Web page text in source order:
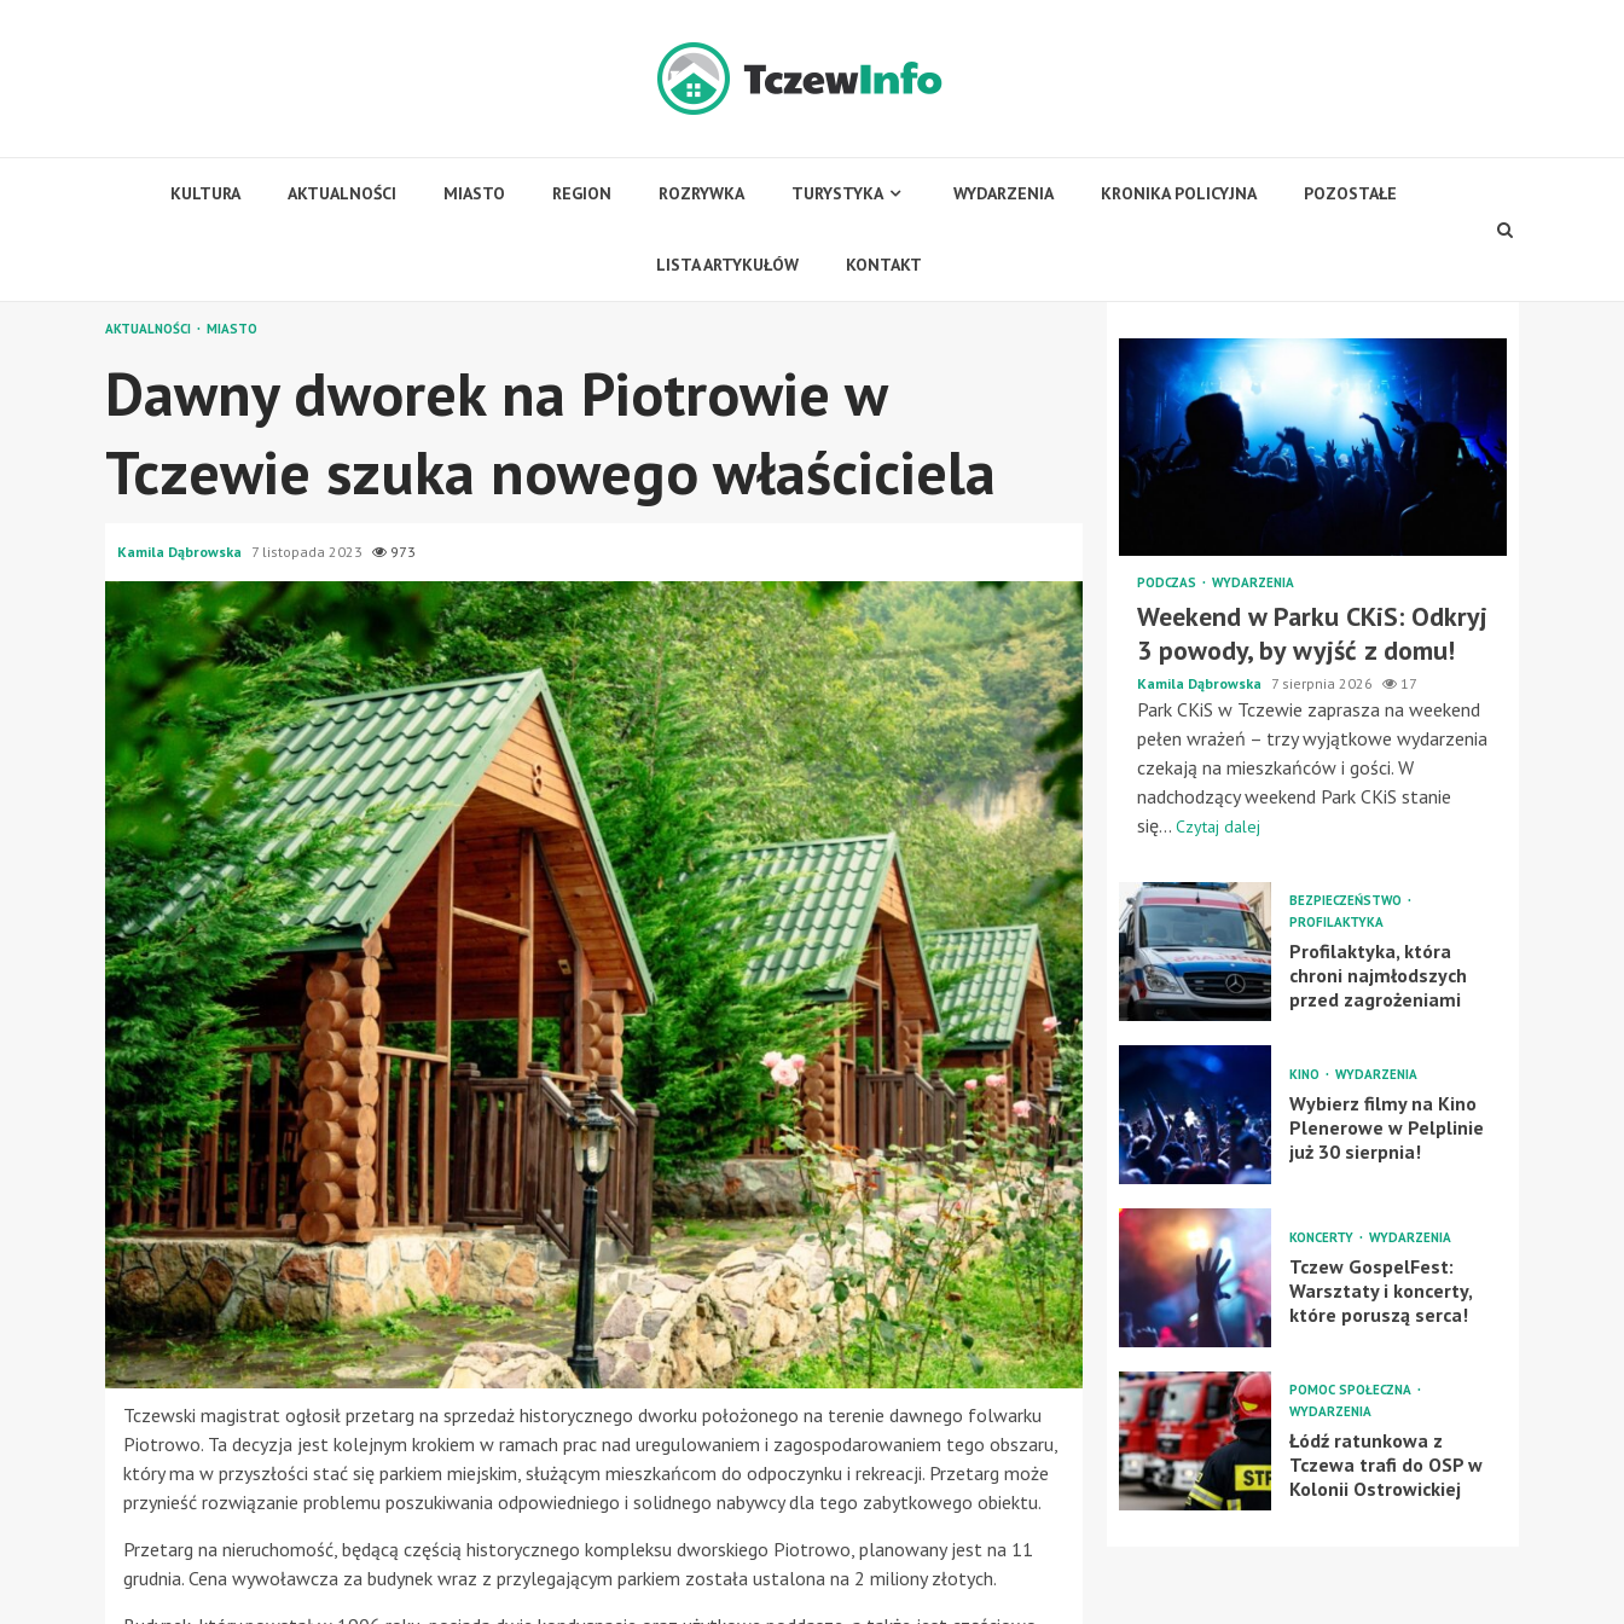
KULTURA AKTUALNOŚCI MIASTO REGION ROZRYWKA TURYSTYKA WYDARZENIA KRONIKA POLICYJNA POZOSTAŁE
LISTA ARTYKUŁÓW KONTAKT
AKTUALNOŚCI MIASTO
Dawny dworek na Piotrowie w
Tczewie szuka nowego właściciela
Kamila Dąbrowska 7 listopada 2023 973
Tczewski magistrat ogłosił przetarg na sprzedaż historycznego dworku położonego na terenie dawnego folwarku
Piotrowo. Ta decyzja jest kolejnym krokiem w ramach prac nad uregulowaniem i zagospodarowaniem tego obszaru,
który ma w przyszłości stać się parkiem miejskim, służącym mieszkańcom do odpoczynku i rekreacji. Przetarg może
przynieść rozwiązanie problemu poszukiwania odpowiedniego i solidnego nabywcy dla tego zabytkowego obiektu.
Przetarg na nieruchomość, będącą częścią historycznego kompleksu dworskiego Piotrowo, planowany jest na 11
grudnia. Cena wywoławcza za budynek wraz z przylegającym parkiem została ustalona na 2 miliony złotych.
PODCZAS WYDARZENIA
Weekend w Parku CKiS: Odkryj
3 powody, by wyjść z domu!
Kamila Dąbrowska 7 sierpnia 2026 17
Park CKiS w Tczewie zaprasza na weekend
pełen wrażeń – trzy wyjątkowe wydarzenia
czekają na mieszkańców i gości. W
nadchodzący weekend Park CKiS stanie
się... Czytaj dalej
BEZPIECZEŃSTWO
PROFILAKTYKA
Profilaktyka, która
chroni najmłodszych
przed zagrożeniami
KINO WYDARZENIA
Wybierz filmy na Kino
Plenerowe w Pelplinie
już 30 sierpnia!
KONCERTY WYDARZENIA
Tczew GospelFest:
Warsztaty i koncerty,
które poruszą serca!
POMOC SPOŁECZNA
WYDARZENIA
Łódź ratunkowa z
Tczewa trafi do OSP w
Kolonii Ostrowickiej